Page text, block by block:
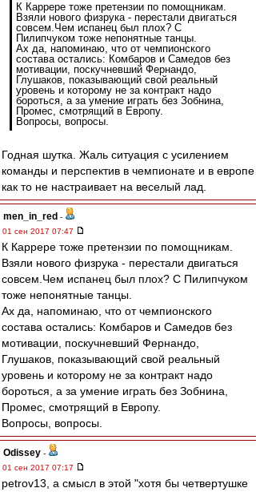
К Каррере тоже претензии по помощникам.
Взяли нового физрука - перестали двигаться
совсем.Чем испанец был плох? С
Пилипчуком тоже непонятные танцы.
Ах да, напоминаю, что от чемпионского
состава остались: Комбаров и Самедов без
мотивации, поскучневший Фернандо,
Глушаков, показывающий свой реальный
уровень и которому не за контракт надо
бороться, а за умение играть без Зобнина,
Промес, смотрящий в Европу.
Вопросы, вопросы.
Годная шутка. Жаль ситуация с усилением
команды и перспектив в чемпионате и в европе
как то не настраивает на веселый лад.
men_in_red -
01 сен 2017 07:47
К Каррере тоже претензии по помощникам.
Взяли нового физрука - перестали двигаться
совсем.Чем испанец был плох? С Пилипчуком
тоже непонятные танцы.
Ах да, напоминаю, что от чемпионского
состава остались: Комбаров и Самедов без
мотивации, поскучневший Фернандо,
Глушаков, показывающий свой реальный
уровень и которому не за контракт надо
бороться, а за умение играть без Зобнина,
Промес, смотрящий в Европу.
Вопросы, вопросы.
Odissey -
01 сен 2017 07:17
petrov13, а смысл в этой "хотя бы четвертушке